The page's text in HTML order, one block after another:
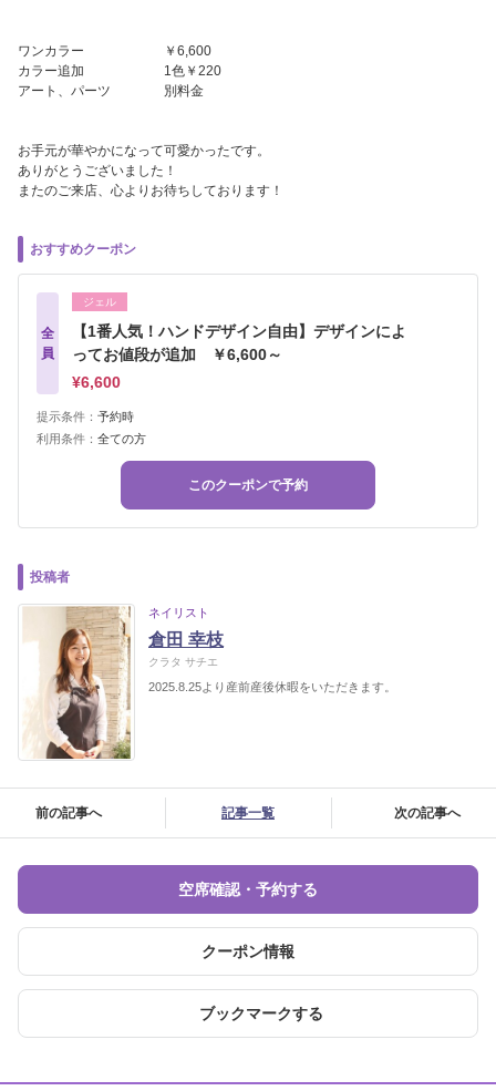
ワンカラー ￥6,600
カラー追加 1色￥220
アート、パーツ 別料金
お手元が華やかになって可愛かったです。
ありがとうございました！
またのご来店、心よりお待ちしております！
おすすめクーポン
全
員
ジェル
【1番人気！ハンドデザイン自由】デザインによ
ってお値段が追加 ￥6,600～
¥6,600
提示条件： 予約時
利用条件： 全ての方
このクーポンで予約
投稿者
ネイリスト
倉田 幸枝
クラタ サチエ
2025.8.25より産前産後休暇をいただきます。
前の記事へ 記事一覧 次の記事へ
空席確認・予約する
クーポン情報
ブックマークする